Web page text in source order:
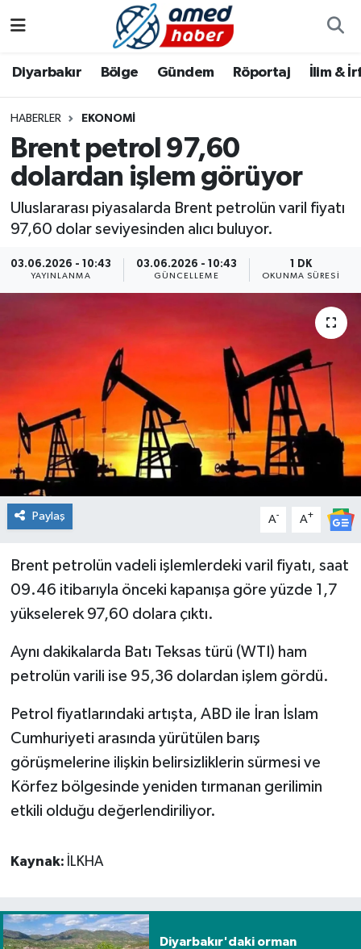
Diyarbakır Bölge Gündem Röportaj İlim &
HABERLER EKONOMI
Brent petrol 97,60
dolardan işlem görüyor
Uluslararası piyasalarda Brent petrolün varil fiyatı
97,60 dolar seviyesinden alıcı buluyor.
03.06.2026 - 10:43
YAYINLANMA
03.06.2026 - 10:43
GÜNCELLEME
1 DK
OKUNMA SÜRESI
Paylaş A- A+
Brent petrolün vadeli işlemlerdeki varil fiyatı, saat
09.46 itibarıyla önceki kapanışa göre yüzde 1,7
yükselerek 97,60 dolara çıktı.
Aynı dakikalarda Batı Teksas türü (WTI) ham
petrolün varili ise 95,36 dolardan işlem gördü.
Petrol fiyatlarındaki artışta, ABD ile İran İslam
Cumhuriyeti arasında yürütülen barış
görüşmelerine ilişkin belirsizliklerin sürmesi ve
Körfez bölgesinde yeniden tırmanan gerilimin
etkili olduğu değerlendiriliyor.
Kaynak: İLKHA
Diyarbakır'daki orman
Bölge
Röportaj
Foto Galeri
Yazarlar
Aile
Asayiş
Bilim & Teknoloji
Bölge
Dünya
Güncel
Gündem
İlim & İrfan
KURDÎ
Sağlık & Yaşam
Siyaset
Spor
Yaşam
Diyarbakır Hava Durumu
Diyarbakır Namaz Vakitleri
Diyarbakır Trafik Yoğunluk Haritası
Süper Lig Puan Durumu ve Fikstür
Tüm Manşetler
Haber Arşivi